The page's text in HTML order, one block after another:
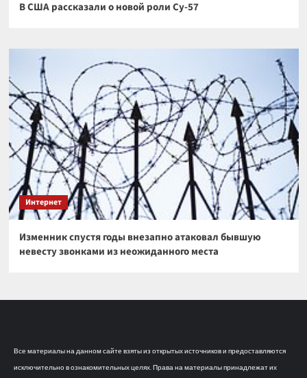
В США рассказали о новой роли Су-57
Интернет
Изменник спустя годы внезапно атаковал бывшую
невесту звонками из неожиданного места
Все материалы на данном сайте взяты из открытых источников и предоставляются
исключительно в ознакомительных целях. Права на материалы принадлежат их